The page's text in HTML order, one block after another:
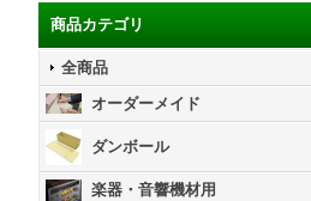
商品カテゴリ
全商品
オーダーメイド
ダンボール
楽器・音響機材用